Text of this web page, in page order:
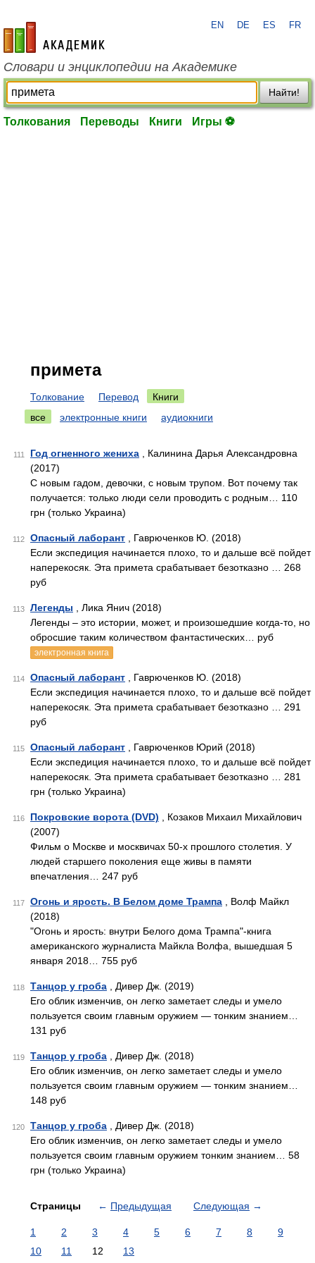
academic.ru
EN DE ES FR
Словари и энциклопедии на Академике
Найти!
Толкования Переводы Книги Игры ⚽
примета
Толкование Перевод
Книги
все
электронные книги аудиокниги
111 Год огненного жениха , Калинина Дарья Александровна
(2017)
С новым гадом, девочки, с новым трупом. Вот почему так
получается: только люди сели проводить с родным… 110
грн (только Украина)
112 Опасный лаборант , Гаврюченков Ю. (2018)
Если экспедиция начинается плохо, то и дальше всё пойдет
наперекосяк. Эта примета срабатывает безотказно … 268
руб
113 Легенды , Лика Янич (2018)
Легенды – это истории, может, и произошедшие когда-то, но
обросшие таким количеством фантастических… руб
электронная книга
114 Опасный лаборант , Гаврюченков Ю. (2018)
Если экспедиция начинается плохо, то и дальше всё пойдет
наперекосяк. Эта примета срабатывает безотказно … 291
руб
115 Опасный лаборант , Гаврюченков Юрий (2018)
Если экспедиция начинается плохо, то и дальше всё пойдет
наперекосяк. Эта примета срабатывает безотказно … 281
грн (только Украина)
116 Покровские ворота (DVD) , Козаков Михаил Михайлович
(2007)
Фильм о Москве и москвичах 50-х прошлого столетия. У
людей старшего поколения еще живы в памяти
впечатления… 247 руб
117 Огонь и ярость. В Белом доме Трампа , Волф Майкл
(2018)
"Огонь и ярость: внутри Белого дома Трампа"-книга
американского журналиста Майкла Волфа, вышедшая 5
января 2018… 755 руб
118 Танцор у гроба , Дивер Дж. (2019)
Его облик изменчив, он легко заметает следы и умело
пользуется своим главным оружием — тонким знанием…
131 руб
119 Танцор у гроба , Дивер Дж. (2018)
Его облик изменчив, он легко заметает следы и умело
пользуется своим главным оружием — тонким знанием…
148 руб
120 Танцор у гроба , Дивер Дж. (2018)
Его облик изменчив, он легко заметает следы и умело
пользуется своим главным оружием тонким знанием… 58
грн (только Украина)
Страницы ← Предыдущая Следующая →
1 2 3 4 5 6 7 8
9
10
11 12 13